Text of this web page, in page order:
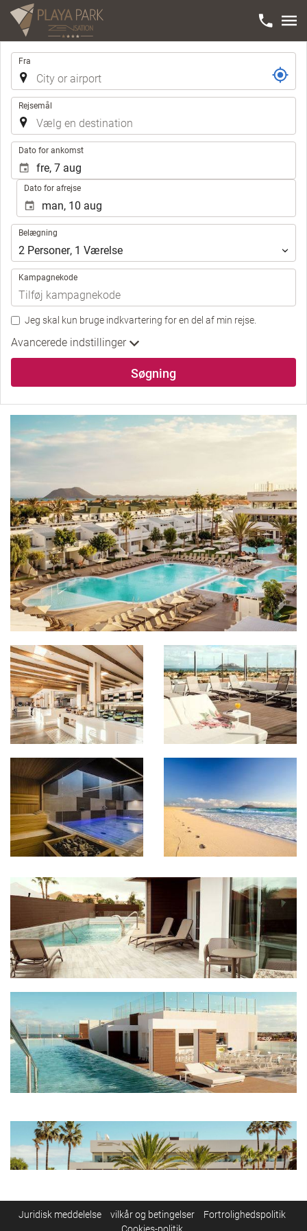
Rejse
Fra
Rejsemål
Dato for ankomst
Dato for afrejse
Belægning
Belægning
2 Personer, 1 Værelse
Kampagnekode
Jeg skal kun bruge indkvartering for en del af min rejse.
Avancerede indstillinger
Søgning
Juridisk meddelelse vilkår og betingelser
Fortrolighedspolitik